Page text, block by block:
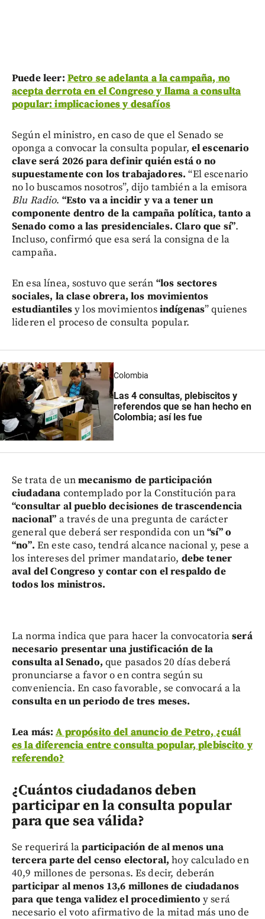
Puede leer: Petro se adelanta a la campaña, no
acepta derrota en el Congreso y llama a consulta
popular: implicaciones y desafíos
Según el ministro, en caso de que el Senado se
oponga a convocar la consulta popular, el escenario
clave será 2026 para definir quién está o no
supuestamente con los trabajadores. “El escenario
no lo buscamos nosotros”, dijo también a la emisora
Blu Radio. “Esto va a incidir y va a tener un
componente dentro de la campaña política, tanto a
Senado como a las presidenciales. Claro que sí”.
Incluso, confirmó que esa será la consigna de la
campaña.
En esa línea, sostuvo que serán “los sectores
sociales, la clase obrera, los movimientos
estudiantilesy los movimientosindígenas” quienes
lideren el proceso de consulta popular.
Colombia
Las 4 consultas, plebiscitos y
referendos que se han hecho en
Colombia; así les fue
Se trata de unmecanismo de participación
ciudadana contemplado por la Constitución para
“consultar al pueblo decisiones de trascendencia
nacional” a través de una pregunta de carácter
general que deberá ser respondida con un“sí” o
“no”. En este caso, tendrá alcance nacional y, pese a
los intereses del primer mandatario, debe tener
aval del Congreso y contar con el respaldo de
todos los ministros.
La norma indica que para hacer la convocatoriaserá
necesario presentar una justificación de la
consulta al Senado, que pasados 20 días deberá
pronunciarse a favor o en contra según su
conveniencia. En caso favorable, se convocará a la
consulta en un periodo de tres meses.
Lea más:A propósito del anuncio de Petro, ¿cuál
es la diferencia entre consulta popular, plebiscito y
referendo?
¿Cuántos ciudadanos deben
participar en la consulta popular
para que sea válida?
Se requerirá laparticipación de al menos una
tercera parte del censo electoral,hoy calculado en
40,9 millones de personas. Es decir, deberán
participar al menos 13,6 millones de ciudadanos
para que tenga validez el procedimiento y será
necesario el voto afirmativo de la mitad más uno de